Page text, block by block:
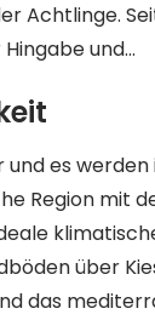
Achtlinge.
und
es werden
Region mit
über
das